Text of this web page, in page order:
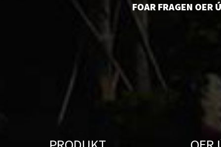
FOAR FRAGEN OER